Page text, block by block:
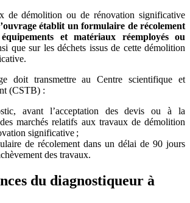
de démolition ou de rénovation significative
établit un formulaire de récolement
et matériaux réemployés ou
que sur les déchets issus de cette démolition
doit transmettre au Centre scientifique et
(CSTB) :
avant l’acceptation des devis ou à la
marchés relatifs aux travaux de démolition
significative ;
de récolement dans un délai de 90 jours
des travaux.
du diagnostiqueur à